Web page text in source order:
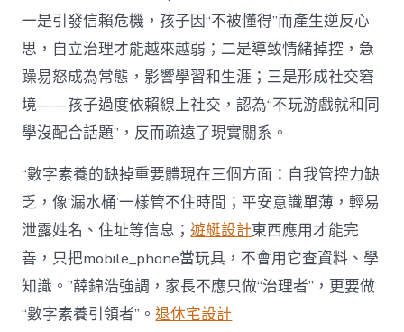
一是引發信賴危機，孩子因“不被懂得”而產生逆反心
思，自立治理才能越來越弱；二是導致情緒掉控，急
躁易怒成為常態，影響學習和生涯；三是形成社交窘
境——孩子過度依賴線上社交，認為“不玩游戲就和同
學沒配合話題”，反而疏遠了現實關系。
“數字素養的缺掉重要體現在三個方面：自我管控力缺
乏，像‘漏水桶’一樣管不住時間；平安意識單薄，輕易
泄露姓名、住址等信息；遊艇設計東西應用才能完
善，只把mobile_phone當玩具，不會用它查資料、學
知識。”薛錦浩強調，家長不應只做“治理者”，更要做
“數字素養引領者”。退休宅設計